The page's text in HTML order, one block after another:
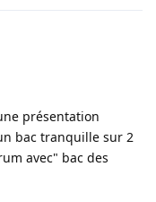
présentation
bac tranquille sur 2
avec" bac des